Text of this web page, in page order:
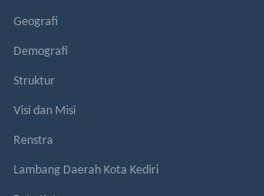
Geografi
Demografi
Struktur
Visi dan Misi
Renstra
Lambang Daerah Kota Kediri